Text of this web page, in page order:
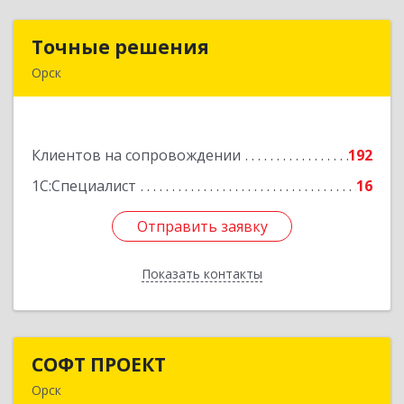
Точные решения
Орск
Клиентов на сопровождении
192
1С:Специалист
16
Отправить заявку
Показать контакты
Точные решения
Подробнее
Отправить заявку
Назад
СОФТ ПРОЕКТ
Орск